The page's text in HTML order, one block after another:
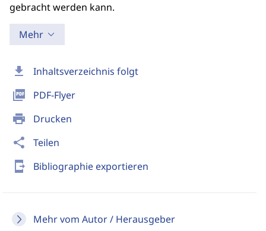
download Inhaltsverzeichnis folgt
picture_as_pdf PDF-Flyer
print Drucken
share Teilen
send_to_mobile Bibliographie exportieren
Mehr vom Autor / Herausgeber
gebracht werden kann.
Mehr